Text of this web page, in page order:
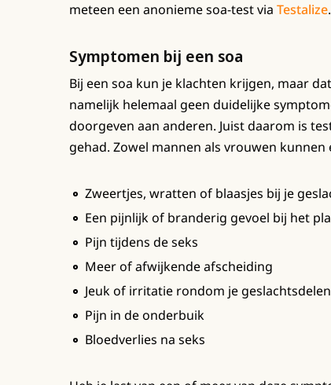
meteen een anonieme soa-test via Testalize.
Symptomen bij een soa
Bij een soa kun je klachten krijgen, maar
namelijk helemaal geen duidelijke
doorgeven aan anderen. Juist daarom is
gehad. Zowel mannen als vrouwen
Zweertjes, wratten of blaasjes bij je
Een pijnlijk of branderig gevoel bij het
Pijn tijdens de seks
Meer of afwijkende afscheiding
Jeuk of irritatie rondom je geslachtsdelen
Pijn in de onderbuik
Bloedverlies na seks